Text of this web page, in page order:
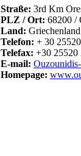
Straße: 3rd Km
PLZ / Ort: 68200 /
Land: Griechenland
Telefon: + 30
Telefax: +30 25520
E-mail:
Homepage: